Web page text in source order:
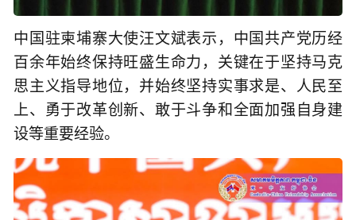
中国驻柬埔寨大使汪文斌表示，中国共产党历经
百余年始终保持旺盛生命力，关键在于坚持马克
思主义指导地位，并始终坚持实事求是、人民至
上、勇于改革创新、敢于斗争和全面加强自身建
设等重要经验。